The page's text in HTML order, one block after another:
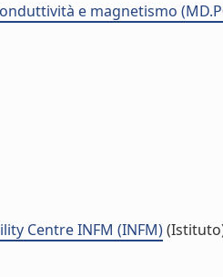
e magnetismo
Centre INFM (INFM)